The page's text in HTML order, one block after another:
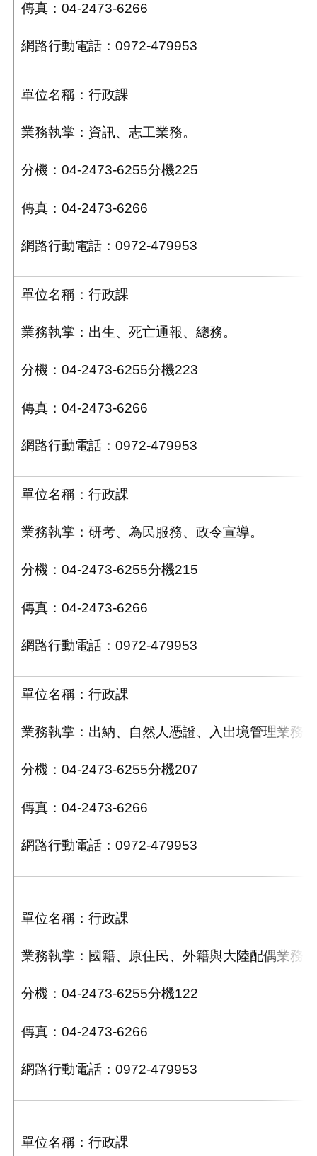
傳真：04-2473-6266
網路行動電話：0972-479953
單位名稱：行政課
業務執掌：資訊、志工業務。
分機：04-2473-6255分機225
傳真：04-2473-6266
網路行動電話：0972-479953
單位名稱：行政課
業務執掌：出生、死亡通報、總務。
分機：04-2473-6255分機223
傳真：04-2473-6266
網路行動電話：0972-479953
單位名稱：行政課
業務執掌：研考、為民服務、政令宣導。
分機：04-2473-6255分機215
傳真：04-2473-6266
網路行動電話：0972-479953
單位名稱：行政課
業務執掌：出納、自然人憑證、入出境管理業務。
分機：04-2473-6255分機207
傳真：04-2473-6266
網路行動電話：0972-479953
單位名稱：行政課
業務執掌：國籍、原住民、外籍與大陸配偶業務。
分機：04-2473-6255分機122
傳真：04-2473-6266
網路行動電話：0972-479953
單位名稱：行政課